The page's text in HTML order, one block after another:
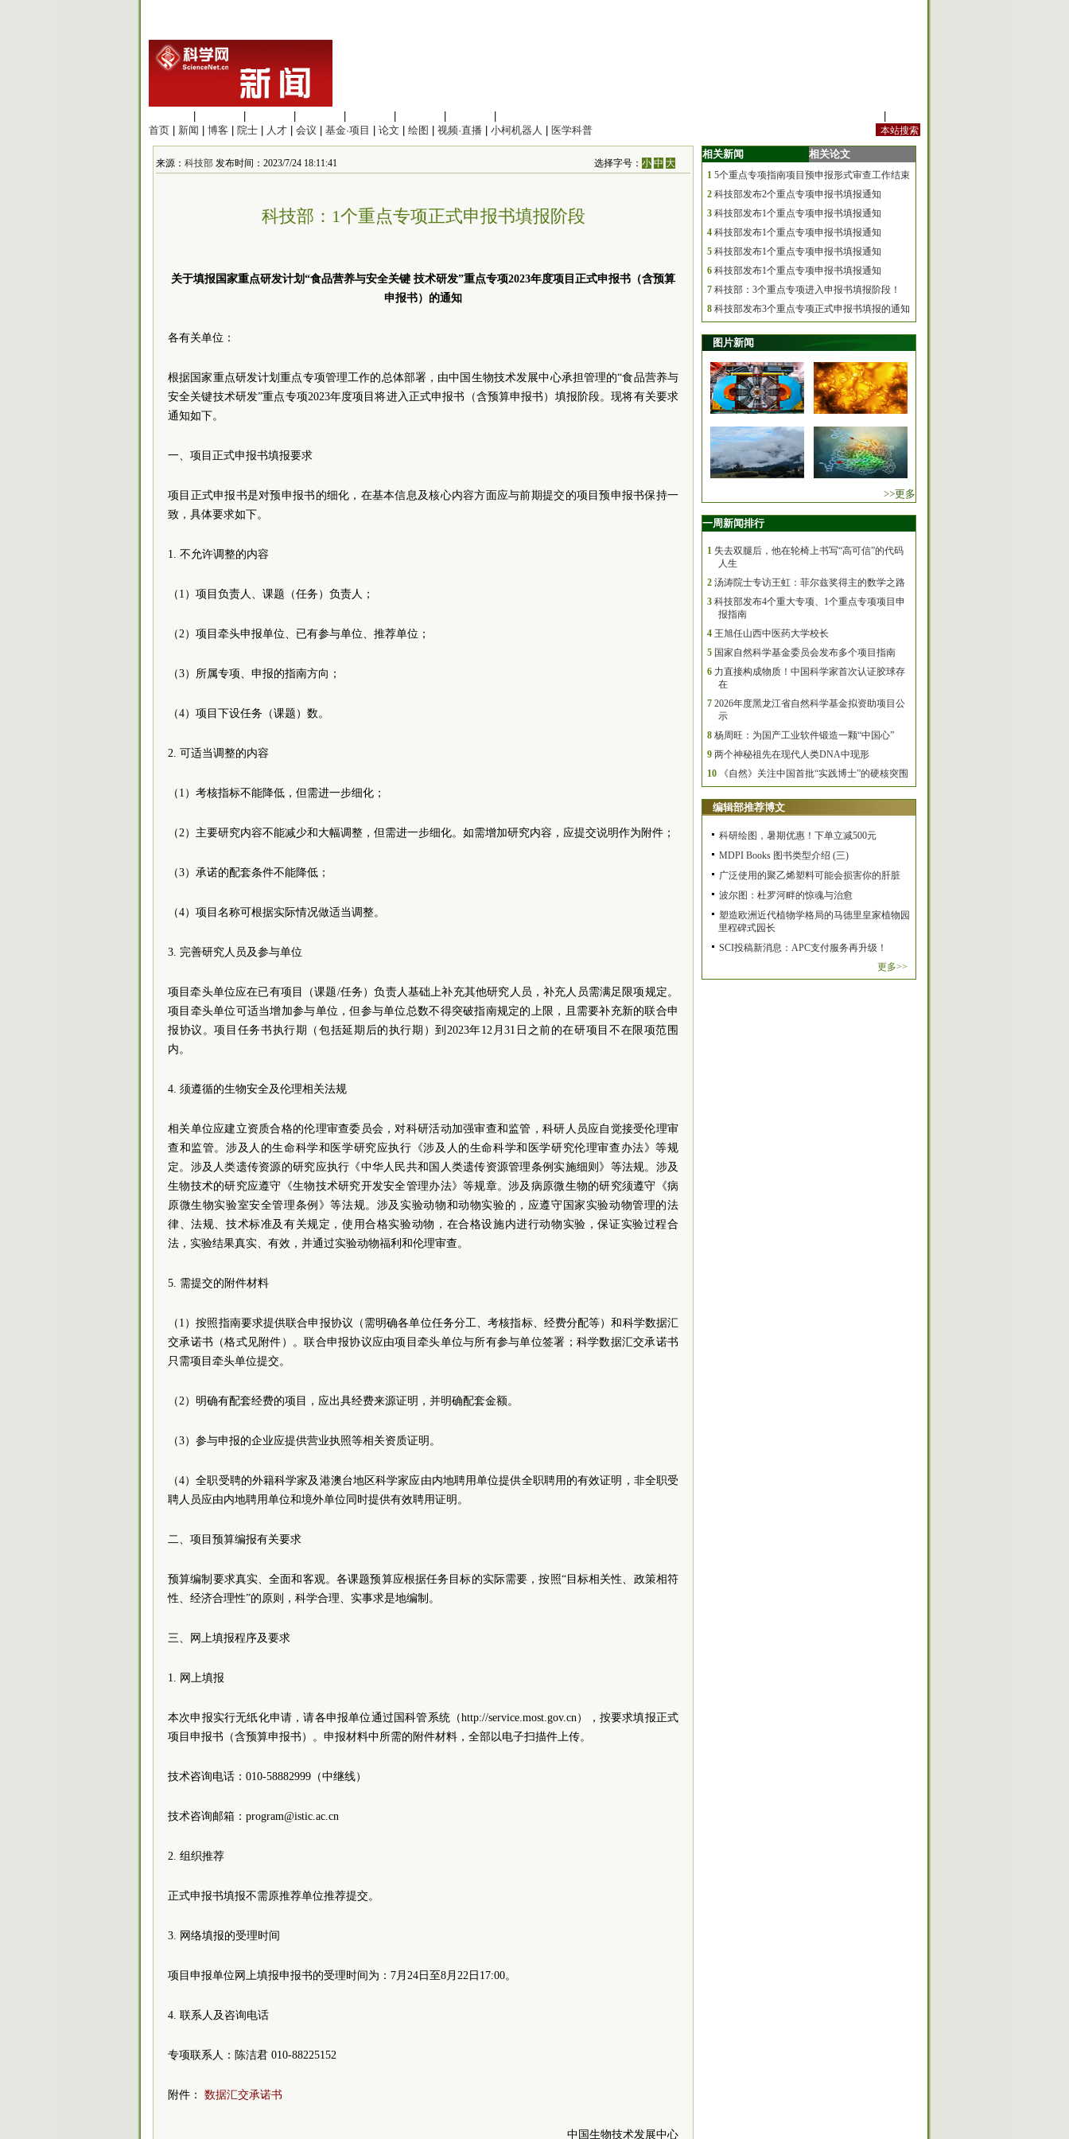
首页
新闻 博客 院士 人才 会议 基金·项目 论文 绘图 视频·直播 小柯机器人 医学科普
来源： 科技部 发布时间：2023/7/24 18:11:41 选择字号：小 中 大
科技部：1个重点专项正式申报书填报阶段
关于填报国家重点研发计划“食品营养与安全关键 技术研发”重点专项2023年度项目正式申报书（含预算
申报书）的通知
各有关单位：
根据国家重点研发计划重点专项管理工作的总体部署，由中国生物技术发展中心承担管理的“食品营养与
安全关键技术研发”重点专项2023年度项目将进入正式申报书（含预算申报书）填报阶段。现将有关要求
通知如下。
一、项目正式申报书填报要求
项目正式申报书是对预申报书的细化，在基本信息及核心内容方面应与前期提交的项目预申报书保持一
致，具体要求如下。
1. 不允许调整的内容
（1）项目负责人、课题（任务）负责人；
（2）项目牵头申报单位、已有参与单位、推荐单位；
（3）所属专项、申报的指南方向；
（4）项目下设任务（课题）数。
2. 可适当调整的内容
（1）考核指标不能降低，但需进一步细化；
（2）主要研究内容不能减少和大幅调整，但需进一步细化。如需增加研究内容，应提交说明作为附件；
（3）承诺的配套条件不能降低；
（4）项目名称可根据实际情况做适当调整。
3. 完善研究人员及参与单位
项目牵头单位应在已有项目（课题/任务）负责人基础上补充其他研究人员，补充人员需满足限项规定。
项目牵头单位可适当增加参与单位，但参与单位总数不得突破指南规定的上限，且需要补充新的联合申
报协议。项目任务书执行期（包括延期后的执行期）到2023年12月31日之前的在研项目不在限项范围
内。
4. 须遵循的生物安全及伦理相关法规
相关单位应建立资质合格的伦理审查委员会，对科研活动加强审查和监管，科研人员应自觉接受伦理审
查和监管。涉及人的生命科学和医学研究应执行《涉及人的生命科学和医学研究伦理审查办法》等规
定。涉及人类遗传资源的研究应执行《中华人民共和国人类遗传资源管理条例实施细则》等法规。涉及
生物技术的研究应遵守《生物技术研究开发安全管理办法》等规章。涉及病原微生物的研究须遵守《病
原微生物实验室安全管理条例》等法规。涉及实验动物和动物实验的，应遵守国家实验动物管理的法
律、法规、技术标准及有关规定，使用合格实验动物，在合格设施内进行动物实验，保证实验过程合
法，实验结果真实、有效，并通过实验动物福利和伦理审查。
5. 需提交的附件材料
（1）按照指南要求提供联合申报协议（需明确各单位任务分工、考核指标、经费分配等）和科学数据汇
交承诺书（格式见附件）。联合申报协议应由项目牵头单位与所有参与单位签署；科学数据汇交承诺书
只需项目牵头单位提交。
（2）明确有配套经费的项目，应出具经费来源证明，并明确配套金额。
（3）参与申报的企业应提供营业执照等相关资质证明。
（4）全职受聘的外籍科学家及港澳台地区科学家应由内地聘用单位提供全职聘用的有效证明，非全职受
聘人员应由内地聘用单位和境外单位同时提供有效聘用证明。
二、项目预算编报有关要求
预算编制要求真实、全面和客观。各课题预算应根据任务目标的实际需要，按照“目标相关性、政策相符
性、经济合理性”的原则，科学合理、实事求是地编制。
三、网上填报程序及要求
1. 网上填报
本次申报实行无纸化申请，请各申报单位通过国科管系统（http://service.most.gov.cn），按要求填报正式
项目申报书（含预算申报书）。申报材料中所需的附件材料，全部以电子扫描件上传。
技术咨询电话：010-58882999（中继线）
技术咨询邮箱：program@istic.ac.cn
2. 组织推荐
正式申报书填报不需原推荐单位推荐提交。
3. 网络填报的受理时间
项目申报单位网上填报申报书的受理时间为：7月24日至8月22日17:00。
4. 联系人及咨询电话
专项联系人：陈洁君 010-88225152
附件： 数据汇交承诺书
中国生物技术发展中心
相关新闻 相关论文
1 5个重点专项指南项目预申报形式审查工作结束
2 科技部发布2个重点专项申报书填报通知
3 科技部发布1个重点专项申报书填报通知
4 科技部发布1个重点专项申报书填报通知
5 科技部发布1个重点专项申报书填报通知
6 科技部发布1个重点专项申报书填报通知
7 科技部：3个重点专项进入申报书填报阶段！
8 科技部发布3个重点专项正式申报书填报的通知
图片新闻
>>更多
一周新闻排行
1 失去双腿后，他在轮椅上书写“高可信”的代码
人生
2 汤涛院士专访王虹：菲尔兹奖得主的数学之路
3 科技部发布4个重大专项、1个重点专项项目申
报指南
4 王旭任山西中医药大学校长
5 国家自然科学基金委员会发布多个项目指南
6 力直接构成物质！中国科学家首次认证胶球存
在
7 2026年度黑龙江省自然科学基金拟资助项目公
示
8 杨周旺：为国产工业软件锻造一颗“中国心”
9 两个神秘祖先在现代人类DNA中现形
10
《自然》关注中国首批“实践博士”的硬核突围
编辑部推荐博文
科研绘图，暑期优惠！下单立减500元
MDPI Books 图书类型介绍 (三)
广泛使用的聚乙烯塑料可能会损害你的肝脏
波尔图：杜罗河畔的惊魂与治愈
塑造欧洲近代植物学格局的马德里皇家植物园
里程碑式园长
SCI投稿新消息：APC支付服务再升级！
更多>>